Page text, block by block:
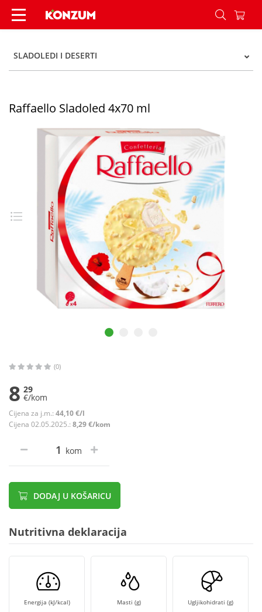
Raffaello Sladoled 4x70 ml - Konzum
SLADOLEDI I DESERTI
Raffaello Sladoled 4x70 ml
(0)
8 29
€/kom
Cijena za j.m.: 44,10 €/l
Cijena 02.05.2025.: 8,29 €/kom
kom
DODAJ U KOŠARICU
Nutritivna deklaracija
Energija (kJ/kcal) Masti (g) Ugljikohidrati (g)